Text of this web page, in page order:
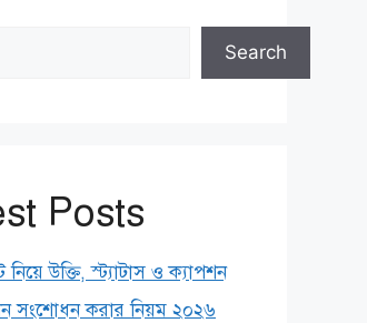
Search
Posts
উক্তি, স্ট্যাটাস ও ক্যাপশন
সংশোধন করার নিয়ম ২০২৬